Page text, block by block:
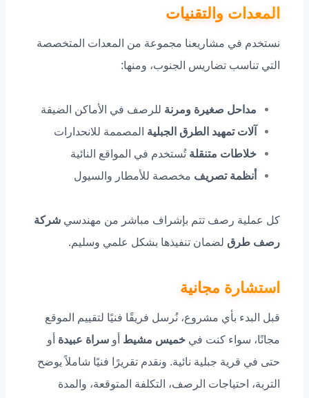
المعدات والتقنيات
نستخدم في مشاريعنا مجموعة من المعدات المتخصصة
التي تناسب تضاريس الجنوب، ومنها:
مداحل صغيرة ومرنة للرصف في الأماكن الضيقة
آلات تمهيد الطرق الجبلية المصممة للانحدارات
خلاطات متنقلة تُستخدم في المواقع النائية
أنظمة تصريف مخصصة للأمطار والسيول
كل عملية رصف تتم بإشراف مباشر من مهندسي شركة
رصف طرق لضمان تنفيذها بشكل علمي وسليم.
استشارة مجانية
قبل البدء بأي مشروع، نُرسل فريقًا فنيًا لتقييم الموقع
مجانًا، سواء كنت في خميس مشيط أو سراة عبيدة أو
حتى في قرية جبلية نائية. ونقدم تقريرًا فنيًا شاملاً يوضح
التربة، احتياجات الرصف، التكلفة المتوقعة، والمدة